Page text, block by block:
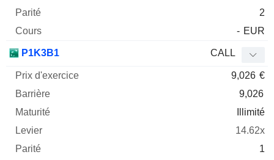
2
- EUR
P1K3B1 CALL
9,026 €
9,026
Illimité
14.62x
1